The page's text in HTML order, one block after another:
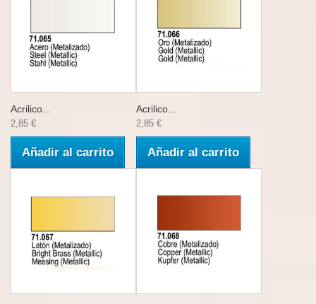
Acrilico...
2,85 €
Añadir al carrito
Acrilico...
2,85 €
Añadir al carrito